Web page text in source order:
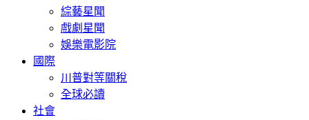
綜藝星聞
戲劇星聞
娛樂電影院
國際
川普對等關稅
全球必讀
社會